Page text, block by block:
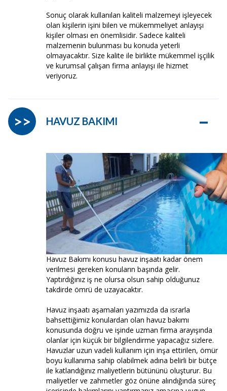
Sonuç olarak kullanılan kaliteli malzemeyi işleyecek
olan kişilerin işini bilen ve mükemmeliyet anlayışı
kişiler olması en önemlisidir. Sadece kaliteli
malzemenin bulunması bu konuda yeterli
olmayacaktır. Size kalite ile birlikte mükemmel işçilik
ve kurumsal çalışan firma anlayışı ile hizmet
veriyoruz.
HAVUZ BAKIMI –
>>
Havuz Bakımı konusu havuz inşaatı kadar önem
verilmesi gereken konuların başında gelir.
Yaptırdığınız iş ne olursa olsun sahip olduğunuz
takdirde ömrü de uzayacaktır.
Havuz inşaatı aşamaları yazımızda da ısrarla
bahsettiğimiz konulardan olan havuz bakımı
konusunda doğru ve işinde uzman firma arayışında
olanlar için küçük bir bilgilendirme yapacağız sizlere.
Havuzlar uzun vadeli kullanım için inşa ettirilen, ömür
boyu kullanıma sahip olabilmek adına belirli bir bütçe
ile katlandığınız maliyetlerin bütününü oluşturur. Bu
maliyetler ve zahmetler göz önüne alındığında süreç